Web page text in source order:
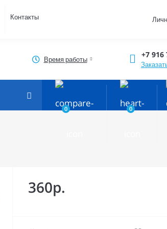
Контакты
Время работы +7 916
0 0
360р.